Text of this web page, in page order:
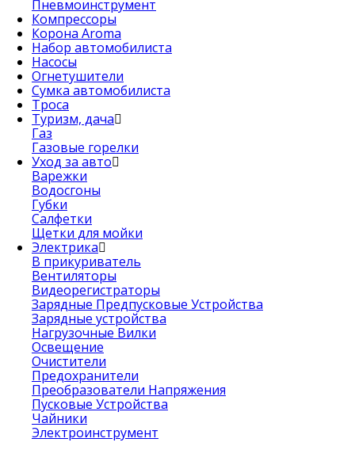
Пневмоинструмент
Компрессоры
Корона Aroma
Набор автомобилиста
Насосы
Огнетушители
Сумка автомобилиста
Троса
Туризм, дача
Газ
Газовые горелки
Уход за авто
Варежки
Водосгоны
Губки
Салфетки
Щетки для мойки
Электрика
В прикуриватель
Вентиляторы
Видеорегистраторы
Зарядные Предпусковые Устройства
Зарядные устройства
Нагрузочные Вилки
Освещение
Очистители
Предохранители
Преобразователи Напряжения
Пусковые Устройства
Чайники
Электроинструмент